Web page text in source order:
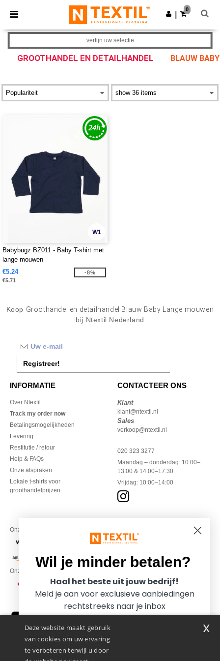
× Ntextil-app
Betere prijzen in de app!
Download app
0
GROOTHANDEL EN DETAILHANDEL BLAUW
verfijn uw selectie
W1
Babybugz BZ011 - Baby T-shirt met
lange mouwen
€5.24
€5.71
-8%
Koop Groothandel en detailhandel Blauw Baby Lange mouwen
bij Ntextil Nederland
Registreer!
INFORMATIE
Over Ntextil
Track my order now
Betalingsmogelijkheden
Levering
Restitutie / retour
Help & FAQs
Onze afspraken
Lokale t-shirts voor
groothandelprijzen
CONTACTEER ONS
Klant
klant@ntextil.nl
Sales
verkoop@ntextil.nl
020 323 3277
Maandag – donderdag: 10:00–
13:00 & 14:00–17:30
Vrijdag: 10:00–14:00
Onze financiële partners
Onze transporteurs
Deze website maakt gebruik
van cookies om uw ervaring
te verbeteren terwijl u door
x
Wil je minder betalen?
Haal het beste uit jouw bedrijf!
Meld je aan voor exclusieve aanbiedingen
rechtstreeks naar je inbox